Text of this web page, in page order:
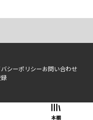
シーポリシーお問い合わせ
本棚